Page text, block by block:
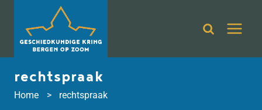
inhoud
rechtspraak
Home rechtspraak